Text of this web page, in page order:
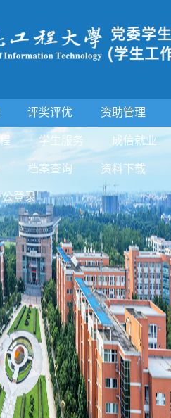
评奖评优 资助管理
学生服务 成信就业
档案查询 资料下载
登录